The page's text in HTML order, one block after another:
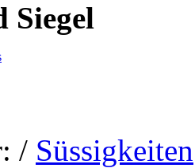
Siegel
/ Süssigkeiten